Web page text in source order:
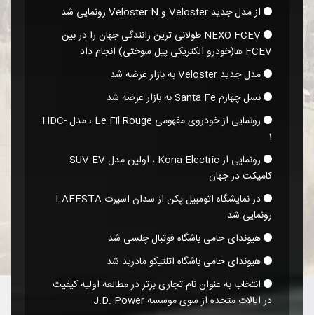
از مدل جدید Veloster و Veloster N رونمایی شد
NEXO FCEV طولانی ترین رانندگی جهان را در بین
FCEV ها(خودرو الکتریکی پیل سوختی)‎ انجام داد
مدل جدید Veloster به بازار عرضه شد
نسل چهارم Santa Fe به بازار عرضه شد
رونمایی از خودروی مفهومی Le Fil Rouge ، مدل HDC-
1
رونمایی از Kona Electric ، اولین مدل SUV EV
کامپکت در جهان
در نمایشگاه اتومبیل پکن از سدان اسپرت LAFESTA
رونمایی شد
هیوندای حامی باشگاه فوتبال چلسی شد
هیوندای حامی باشگاه اتلتیکو مادرید شد
انتخاب به عنوان نام تجاری برتر در مطالعه اولیه کیفیت
در ایالات متحده از سوی موسسه J.D. Power